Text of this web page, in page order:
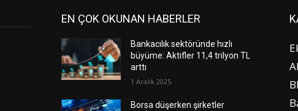
EN ÇOK OKUNAN HABERLER
Bankacılık sektöründe hızlı
büyüme: Aktifler 11,4 trilyon TL
arttı
1 Aralık 2025
Borsa düşerken şirketler